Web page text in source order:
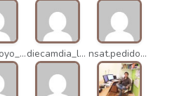
antoni.royo_10023 diecamdia_l27 nsat.pedidos_1235